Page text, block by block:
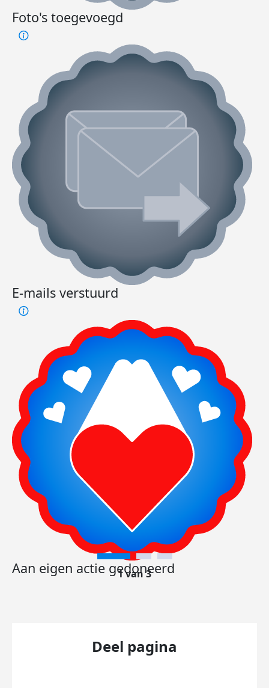
Foto's toegevoegd
E-mails verstuurd
Aan eigen actie gedoneerd
1 van 3
Deel pagina